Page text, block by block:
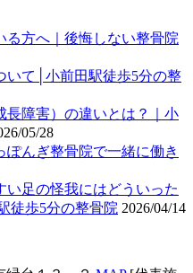
る方へ｜後悔しない整骨院
いて│小前田駅徒歩5分の整
長障害）の違いとは？｜小
05/28
ぽんぎ整骨院で一緒に働き
足の怪我にはどういった
徒歩5分の整骨院 2026/04/14